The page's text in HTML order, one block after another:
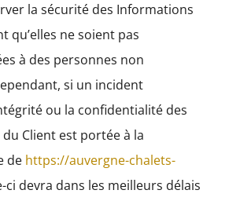
la sécurité des Informations
qu’elles ne soient pas
à des personnes non
si un incident
ou la confidentialité des
Client est portée à la
de https://auvergne-chalets-
ci devra dans les meilleurs délais